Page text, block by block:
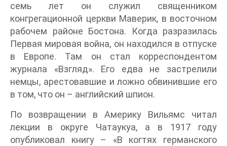
семь лет он служил священником
конгрегационной церкви Маверик, в восточном
рабочем районе Бостона. Когда разразилась
Первая мировая война, он находился в отпуске
в Европе. Там он стал корреспондентом
журнала «Взгляд». Его едва не застрелили
немцы, арестовавшие и ложно обвинившие его
в том, что он – английский шпион.
По возвращении в Америку Вильямс читал
лекции в округе Чатаукуа, а в 1917 году
опубликовал книгу – «В когтях германского